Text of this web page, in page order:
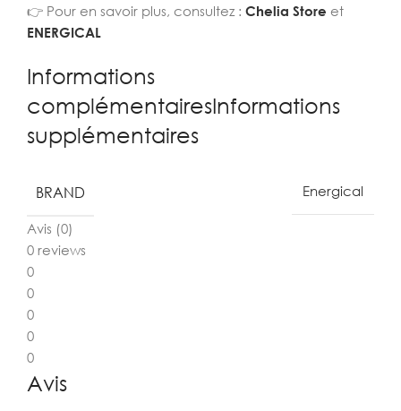
👉 Pour en savoir plus, consultez : Chelia Store et
ENERGICAL
Informations
complémentairesInformations
supplémentaires
BRAND Energical
Avis (0)
0 reviews
0
0
0
0
0
Avis